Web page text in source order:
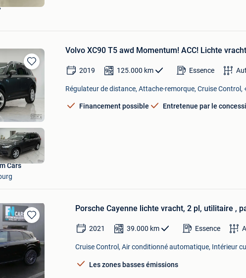
Sauvegarder
dans
Mes
Favoris
Volvo XC90 T5 awd Momentum! ACC! Lichte
2019 125.000 km Essence
Régulateur de distance, Attache-remorque, Cruise Control,
Financement possible Entretenue par le
Cars
Sauvegarder
dans
Mes
Favoris
Porsche Cayenne lichte vracht, 2 pl, utilitaire ,
2021 39.000 km Essence
Cruise Control, Air conditionné automatique, Intérieur
Les zones basses émissions